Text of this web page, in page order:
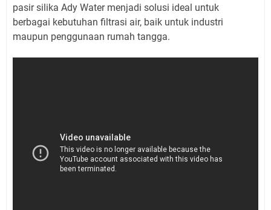
pasir silika Ady Water menjadi solusi ideal untuk
berbagai kebutuhan filtrasi air, baik untuk industri
maupun penggunaan rumah tangga.